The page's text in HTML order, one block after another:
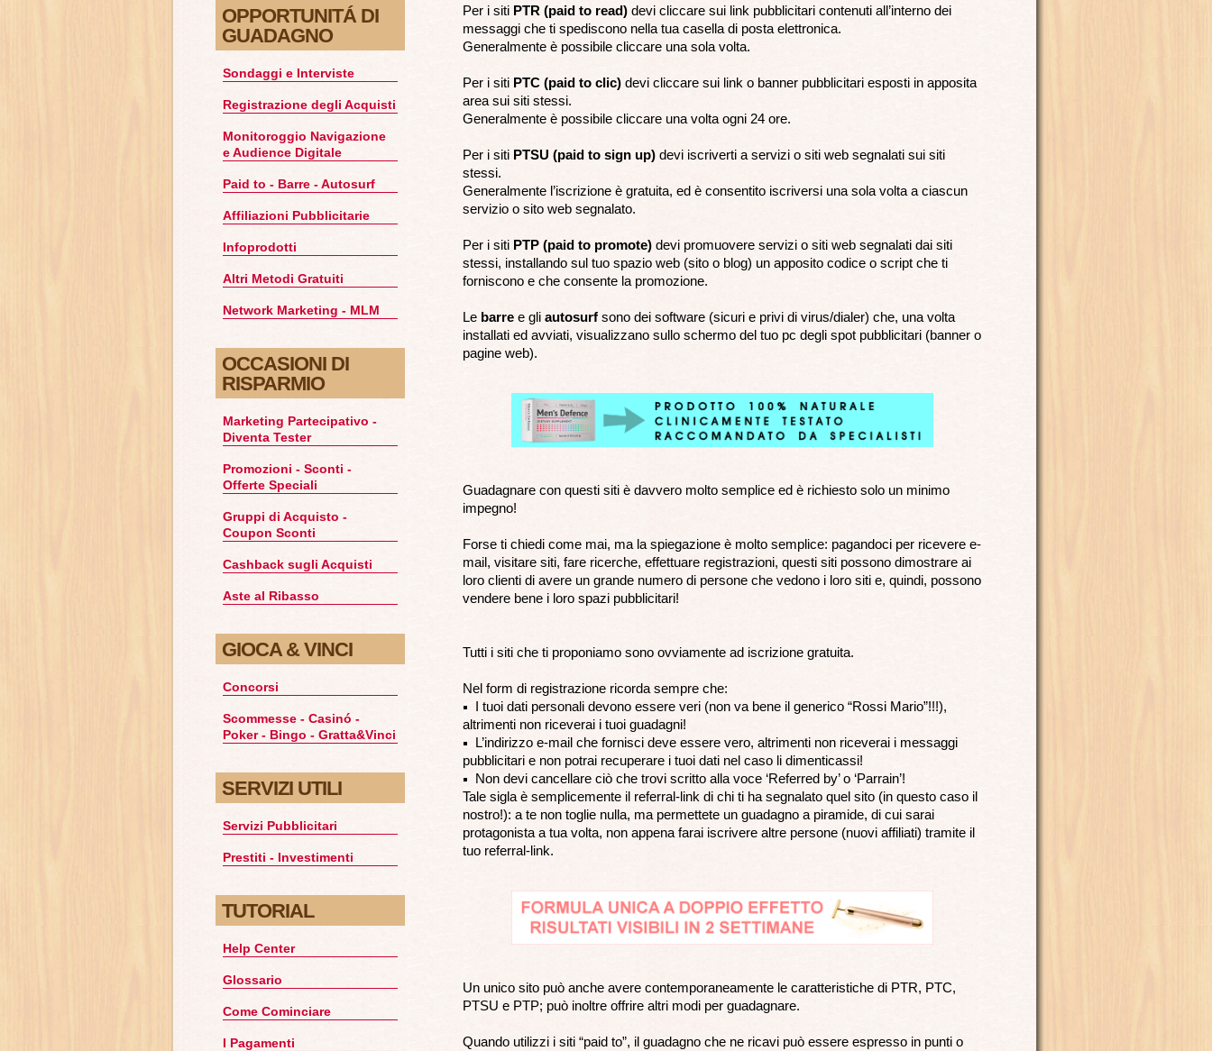
OPPORTUNITÁ DI
GUADAGNO
Sondaggi e Interviste
Registrazione degli Acquisti
Monitoroggio Navigazione
e Audience Digitale
Paid to - Barre - Autosurf
Affiliazioni Pubblicitarie
Infoprodotti
Altri Metodi Gratuiti
Network Marketing - MLM
OCCASIONI DI
RISPARMIO
Marketing Partecipativo -
Diventa Tester
Promozioni - Sconti -
Offerte Speciali
Gruppi di Acquisto -
Coupon Sconti
Cashback sugli Acquisti
Aste al Ribasso
GIOCA & VINCI
Concorsi
Scommesse - Casinó -
Poker - Bingo - Gratta&Vinci
SERVIZI UTILI
Servizi Pubblicitari
Prestiti - Investimenti
TUTORIAL
Help Center
Glossario
Come Cominciare
I Pagamenti
Per i siti PTR (paid to read)devi cliccare sui link pubblicitari contenuti all’interno dei
messaggi che ti spediscono nella tua casella di posta elettronica.
Generalmente è possibile cliccare una sola volta.
Per i siti PTC (paid to clic)devi cliccare sui link o banner pubblicitari esposti in apposita
area sui siti stessi.
Generalmente è possibile cliccare una volta ogni 24 ore.
Per i siti PTSU (paid to sign up)devi iscriverti a servizi o siti web segnalati sui siti
stessi.
Generalmente l’iscrizione è gratuita, ed è consentito iscriversi una sola volta a ciascun
servizio o sito web segnalato.
Per i siti PTP (paid to promote)devi promuovere servizi o siti web segnalati dai siti
stessi, installando sul tuo spazio web (sito o blog) un apposito codice o script che ti
forniscono e che consente la promozione.
Le barree gli autosurfsono dei software (sicuri e privi di virus/dialer) che, una volta
installati ed avviati, visualizzano sullo schermo del tuo pc degli spot pubblicitari (banner o
pagine web).
Guadagnare con questi siti è davvero molto semplice ed è richiesto solo un minimo
impegno!
Forse ti chiedi come mai, ma la spiegazione è molto semplice: pagandoci per ricevere e-
mail, visitare siti, fare ricerche, effettuare registrazioni, questi siti possono dimostrare ai
loro clienti di avere un grande numero di persone che vedono i loro siti e, quindi, possono
vendere bene i loro spazi pubblicitari!
Tutti i siti che ti proponiamo sono ovviamente ad iscrizione gratuita.
Nel form di registrazione ricorda sempre che:
I tuoi dati personali devono essere veri (non va bene il generico “Rossi Mario”!!!),
altrimenti non riceverai i tuoi guadagni!
L’indirizzo e-mail che fornisci deve essere vero, altrimenti non riceverai i messaggi
pubblicitari e non potrai recuperare i tuoi dati nel caso li dimenticassi!
Non devi cancellare ciò che trovi scritto alla voce ‘Referred by’ o ‘Parrain’!
Tale sigla è semplicemente il referral-link di chi ti ha segnalato quel sito (in questo caso il
nostro!): a te non toglie nulla, ma permettete un guadagno a piramide, di cui sarai
protagonista a tua volta, non appena farai iscrivere altre persone (nuovi affiliati) tramite il
tuo referral-link.
Un unico sito può anche avere contemporaneamente le caratteristiche di PTR, PTC,
PTSU e PTP; può inoltre offrire altri modi per guadagnare.
Quando utilizzi i siti “paid to”, il guadagno che ne ricavi può essere espresso in punti o